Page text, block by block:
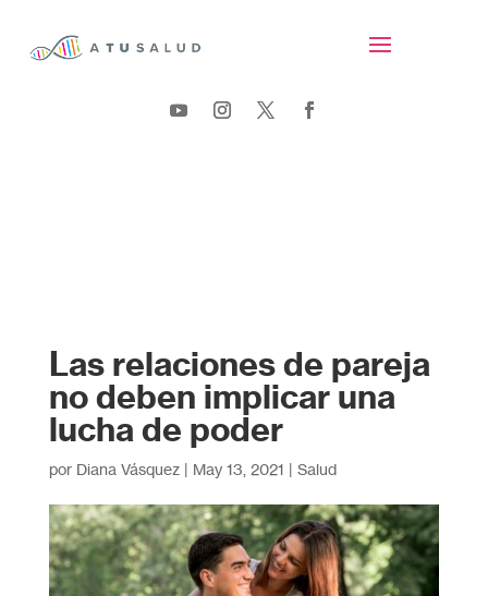
Las relaciones de pareja
no deben implicar una
lucha de poder
por Diana Vásquez| May 13, 2021 | Salud